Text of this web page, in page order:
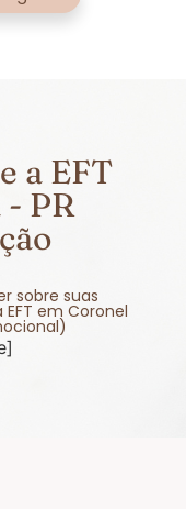
a EFT
PR
sobre suas
em Coronel